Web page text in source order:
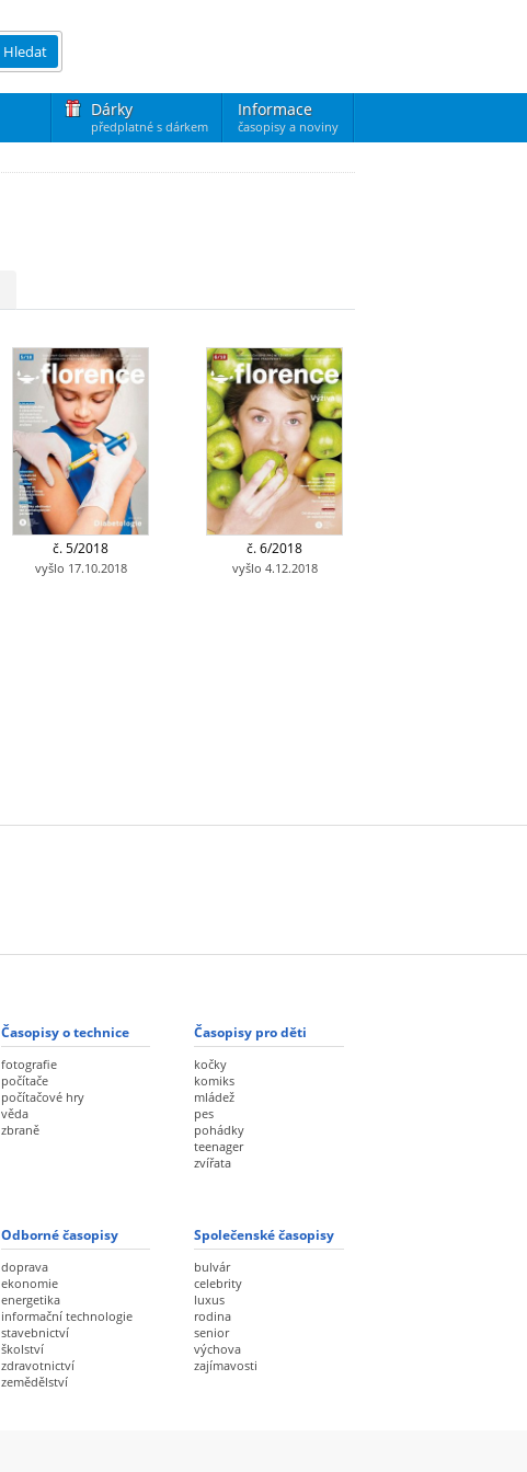
Dárky
předplatné s dárkem
Informace
časopisy a noviny
Hledat
č. 5/2018
vyšlo 17.10.2018
č. 6/2018
vyšlo 4.12.2018
Časopisy o technice
fotografie
počítače
počítačové hry
věda
zbraně
Časopisy pro děti
kočky
komiks
mládež
pes
pohádky
teenager
zvířata
Odborné časopisy
doprava
ekonomie
energetika
informační technologie
stavebnictví
školství
zdravotnictví
zemědělství
Společenské časopisy
bulvár
celebrity
luxus
rodina
senior
výchova
zajímavosti